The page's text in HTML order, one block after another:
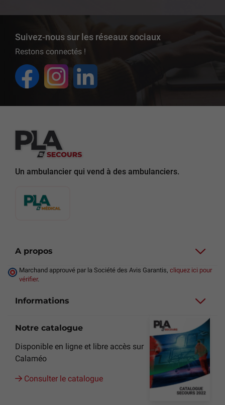
Suivez-nous sur les réseaux sociaux
Restons connectés !
Un ambulancier qui vend à des ambulanciers.
A propos
Marchand approuvé par la Société des Avis Garantis, cliquez ici pour
vérifier.
Informations
Notre catalogue
Disponible en ligne et libre accès sur
Calaméo
Consulter le catalogue